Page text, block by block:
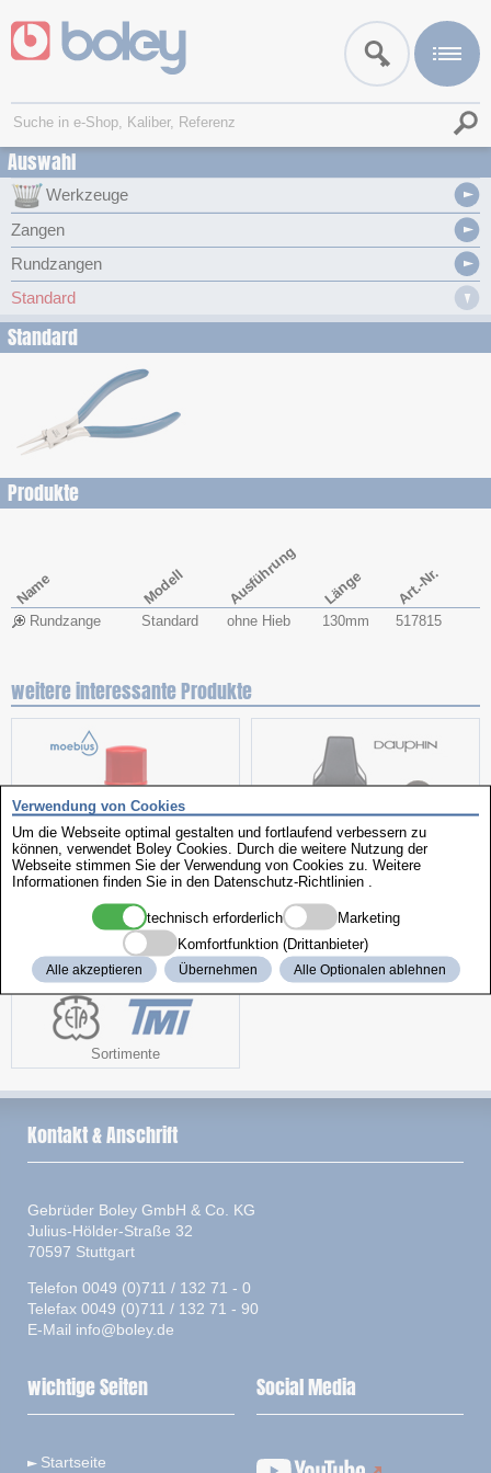
Auswahl
Werkzeuge
Zangen
Rundzangen
Standard
Standard
Produkte
Name Modell Ausführung Länge Art.-Nr.
Rundzange Standard ohne Hieb 130mm 517815
weitere interessante Produkte
Uhrenöl Arbeitsstuhl
Sortimente
Verwendung von Cookies
Um die Webseite optimal gestalten und fortlaufend verbessern zu
können, verwendet Boley Cookies. Durch die weitere Nutzung der
Webseite stimmen Sie der Verwendung von Cookies zu. Weitere
Informationen finden Sie in den Datenschutz-Richtlinien
technisch erforderlich
Marketing
Komfortfunktion (Drittanbieter)
Alle akzeptieren Übernehmen Alle Optionalen ablehnen
Kontakt & Anschrift
Gebrüder Boley GmbH & Co. KG
Julius-Hölder-Straße 32
70597 Stuttgart
Telefon 0049 (0)711 / 132 71 - 0
Telefax 0049 (0)711 / 132 71 - 90
E-Mail info@boley.de
wichtige Seiten
Startseite
Social Media